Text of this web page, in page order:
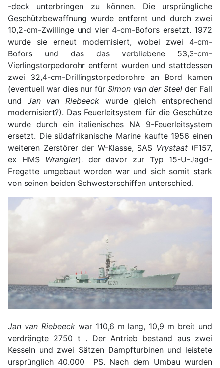
-deck unterbringen zu können. Die ursprüngliche
Geschützbewaffnung wurde entfernt und durch zwei
10,2-cm-Zwillinge und vier 4-cm-Bofors ersetzt. 1972
wurde sie erneut modernisiert, wobei zwei 4-cm-
Bofors und das das verbliebene 53,3-cm-
Vierlingstorpedorohr entfernt wurden und stattdessen
zwei 32,4-cm-Drillingstorpedorohre an Bord kamen
(eventuell war dies nur für Simon van der Steel der Fall
und Jan van Riebeeck wurde gleich entsprechend
modernisiert?). Das Feuerleitsystem für die Geschütze
wurde durch ein italienisches NA 9-Feuerleitsystem
ersetzt. Die südafrikanische Marine kaufte 1956 einen
weiteren Zerstörer der W-Klasse, SAS Vrystaat(F157,
ex HMS Wrangler), der davor zur Typ 15-U-Jagd-
Fregatte umgebaut worden war und sich somit stark
von seinen beiden Schwesterschiffen unterschied.
Jan van Riebeeckwar 110,6 m lang, 10,9 m breit und
verdrängte 2750 t . Der Antrieb bestand aus zwei
Kesseln und zwei Sätzen Dampfturbinen und leistete
ursprünglich 40.000 PS. Nach dem Umbau wurden